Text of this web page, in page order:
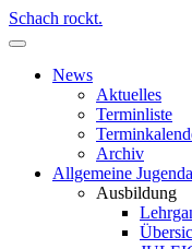
Schach rockt.
News
Aktuelles
Terminliste
Archiv
Allgemeine
Ausbildung